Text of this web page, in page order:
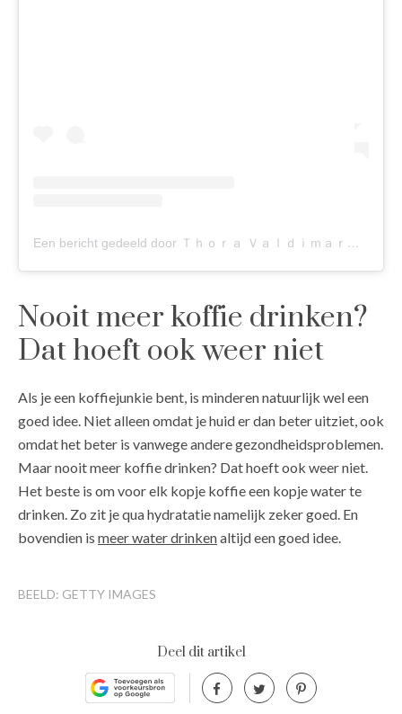
Een bericht gedeeld door Ｔｈｏｒａ Ｖａｌｄｉｍａｒｓ (@thora_valdimars)
Nooit meer koffie drinken?
Dat hoeft ook weer niet
Als je een koffiejunkie bent, is minderen natuurlijk wel een
goed idee. Niet alleen omdat je huid er dan beter uitziet, ook
omdat het beter is vanwege andere gezondheidsproblemen.
Maar nooit meer koffie drinken? Dat hoeft ook weer niet.
Het beste is om voor elk kopje koffie een kopje water te
drinken. Zo zit je qua hydratatie namelijk zeker goed. En
bovendien is meer water drinkenaltijd een goed idee.
BEELD: GETTY IMAGES
Deel dit artikel